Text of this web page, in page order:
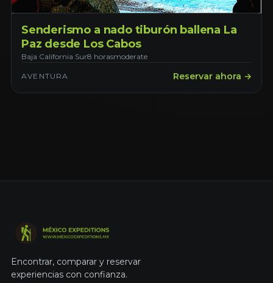
Senderismo a nado tiburón ballena La
Paz desde Los Cabos
Baja California Sur8 horasmoderate
AVENTURA Reservar ahora →
Encontrar, comparar y reservar
experiencias con confianza.